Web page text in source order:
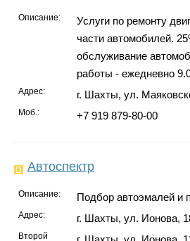
Описание:
Услуги по ремонту
части автомобилей.
обслуживание
работы - ежедневно
Адрес: г. Шахты, ул.
Моб.: +7 919 879-80-00
Автоспектр
Описание: Подбор автоэмалей и
Адрес: г. Шахты, ул. Ионова,
Второй